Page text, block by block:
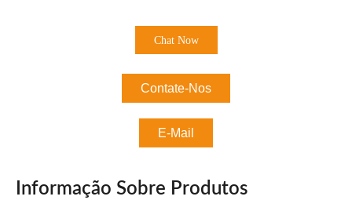
Chat Now
Contate-Nos
E-Mail
Informação Sobre Produtos